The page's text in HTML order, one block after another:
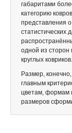
габаритами
категорию
представления
статистических
одной из сторон
круглых ковриков.
Размер,
главным
цветам, формам
размеров